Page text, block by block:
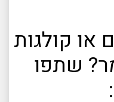
או קולגות
שתפו